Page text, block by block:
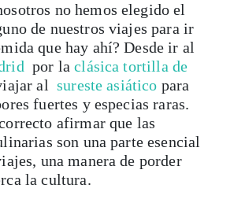
no hemos elegido el
de nuestros viajes para ir
que hay ahí? Desde ir al
por laclásica tortilla de
alsureste asiático para
fuertes y especias raras.
afirmar que las
son una parte esencial
una manera de porder
la cultura.